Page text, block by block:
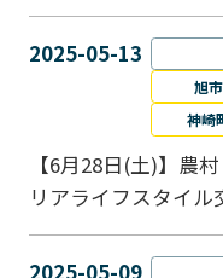
2025-05-13
旭市
神崎
【6月28日(土)】農
リアライフスタイル